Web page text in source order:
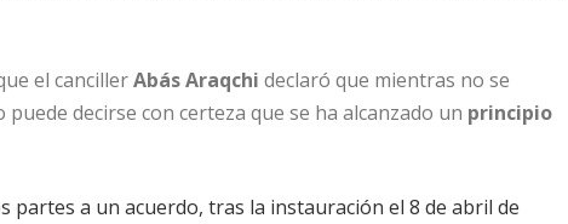
el cancillerAbás Araqchi declaró que mientras no se
decirse con certeza que se ha alcanzado un principio
partes a un acuerdo, tras la instauración el 8 de abril de